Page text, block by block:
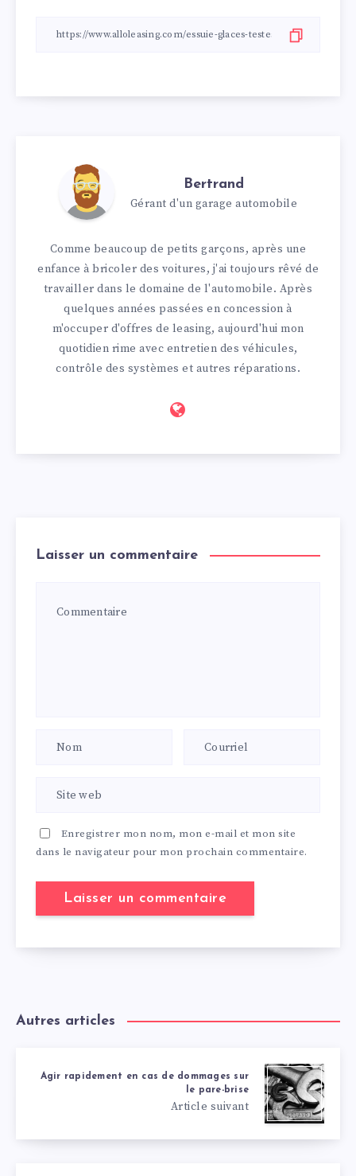
Bertrand
Gérant d'un garage automobile
Comme beaucoup de petits garçons, après une
enfance à bricoler des voitures, j'ai toujours rêvé de
travailler dans le domaine de l'automobile. Après
quelques années passées en concession à
m'occuper d'offres de leasing, aujourd'hui mon
quotidien rime avec entretien des véhicules,
contrôle des systèmes et autres réparations.
Laisser un commentaire
Enregistrer mon nom, mon e-mail et mon site
dans le navigateur pour mon prochain commentaire.
Autres articles
Agir rapidement en cas de dommages sur
le pare-brise
Article suivant